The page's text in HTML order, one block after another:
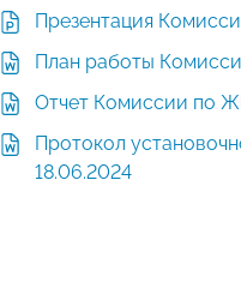
Презентация
План работы
Отчет Комиссии по
Протокол
18.06.2024